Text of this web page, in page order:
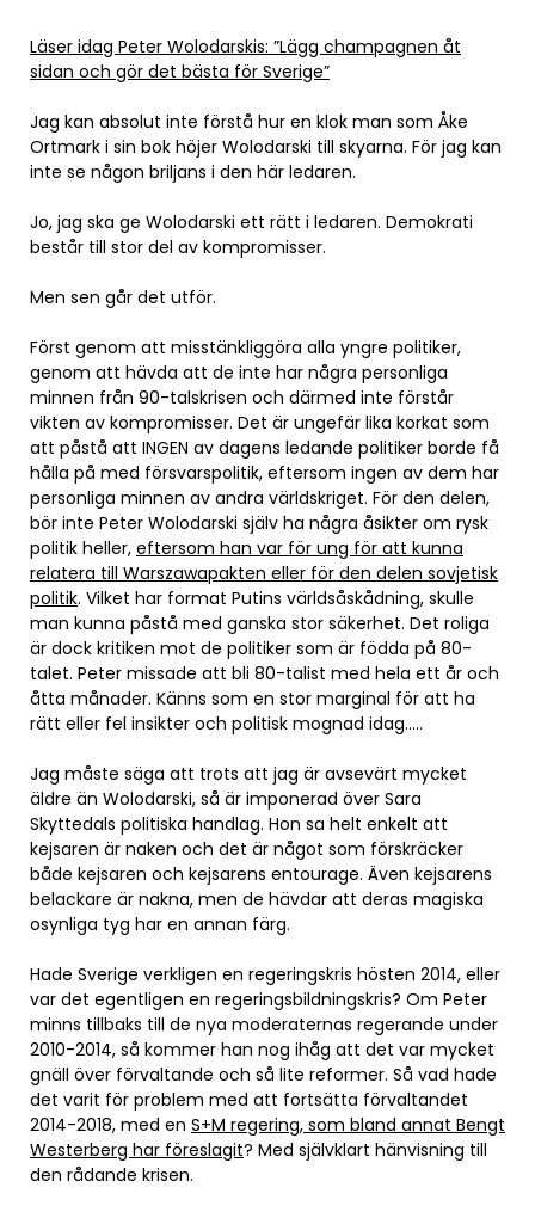
Läser idag Peter Wolodarskis: ”Lägg champagnen åt
sidan och gör det bästa för Sverige”
Jag kan absolut inte förstå hur en klok man som Åke
Ortmark i sin bok höjer Wolodarski till skyarna. För jag kan
inte se någon briljans i den här ledaren.
Jo, jag ska ge Wolodarski ett rätt i ledaren. Demokrati
består till stor del av kompromisser.
Men sen går det utför.
Först genom att misstänkliggöra alla yngre politiker,
genom att hävda att de inte har några personliga
minnen från 90-talskrisen och därmed inte förstår
vikten av kompromisser. Det är ungefär lika korkat som
att påstå att INGEN av dagens ledande politiker borde få
hålla på med försvarspolitik, eftersom ingen av dem har
personliga minnen av andra världskriget. För den delen,
bör inte Peter Wolodarski själv ha några åsikter om rysk
politik heller, eftersom han var för ung för att kunna
relatera till Warszawapakten eller för den delen sovjetisk
politik. Vilket har format Putins världsåskådning, skulle
man kunna påstå med ganska stor säkerhet. Det roliga
är dock kritiken mot de politiker som är födda på 80-
talet. Peter missade att bli 80-talist med hela ett år och
åtta månader. Känns som en stor marginal för att ha
rätt eller fel insikter och politisk mognad idag…..
Jag måste säga att trots att jag är avsevärt mycket
äldre än Wolodarski, så är imponerad över Sara
Skyttedals politiska handlag. Hon sa helt enkelt att
kejsaren är naken och det är något som förskräcker
både kejsaren och kejsarens entourage. Även kejsarens
belackare är nakna, men de hävdar att deras magiska
osynliga tyg har en annan färg.
Hade Sverige verkligen en regeringskris hösten 2014, eller
var det egentligen en regeringsbildningskris? Om Peter
minns tillbaks till de nya moderaternas regerande under
2010-2014, så kommer han nog ihåg att det var mycket
gnäll över förvaltande och så lite reformer. Så vad hade
det varit för problem med att fortsätta förvaltandet
2014-2018, med en S+M regering, som bland annat Bengt
Westerberg har föreslagit? Med självklart hänvisning till
den rådande krisen.